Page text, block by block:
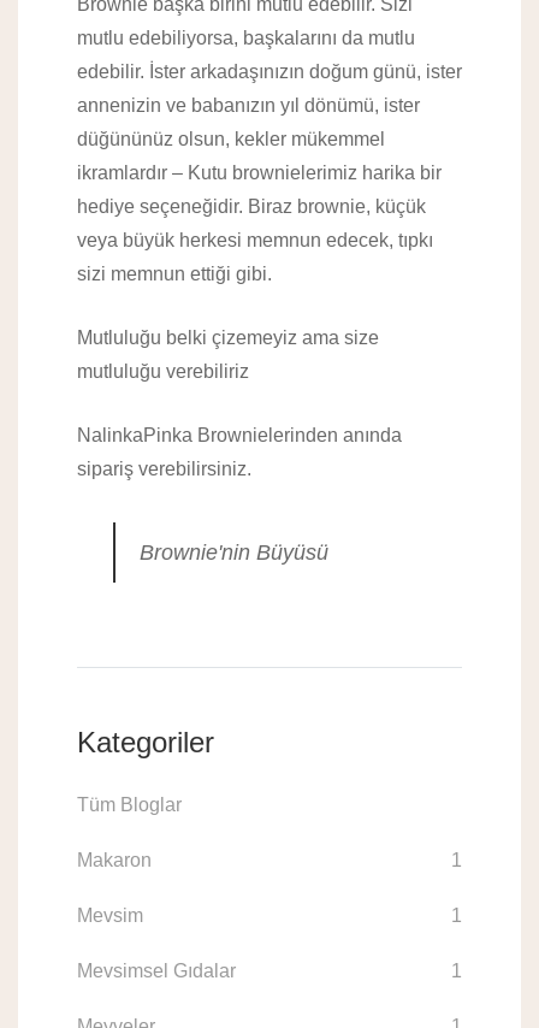
mutlu edebiliyorsa, başkalarını da mutlu
edebilir. İster arkadaşınızın doğum günü, ister
annenizin ve babanızın yıl dönümü, ister
düğününüz olsun, kekler mükemmel
ikramlardır – Kutu brownielerimiz harika bir
hediye seçeneğidir. Biraz brownie, küçük
veya büyük herkesi memnun edecek, tıpkı
sizi memnun ettiği gibi.
Mutluluğu belki çizemeyiz ama size
mutluluğu verebiliriz
NalinkaPinka Brownielerinden anında
sipariş verebilirsiniz.
Brownie'nin Büyüsü
Kategoriler
Tüm Bloglar
Makaron 1
Mevsim 1
Mevsimsel Gıdalar 1